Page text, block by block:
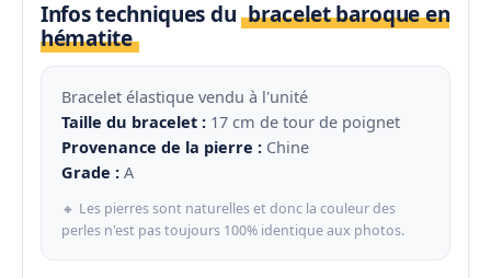
Infos techniques du bracelet baroque en
hématite
Bracelet élastique vendu à l'unité
Taille du bracelet : 17 cm de tour de poignet
Provenance de la pierre : Chine
Grade : A
🔸 Les pierres sont naturelles et donc la couleur des
perles n'est pas toujours 100% identique aux photos.